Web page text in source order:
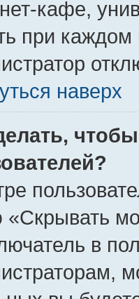
кафе,
при каждом
наверх
«Скрывать
в